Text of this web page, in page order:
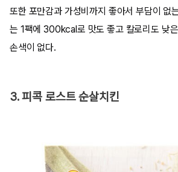
또한 포만감과 가성비까지 좋아서 부담이 없
는 1팩에 300kcal로 맛도 좋고 칼로리도 낮
손색이 없다.
3. 피콕 로스트 순살치킨